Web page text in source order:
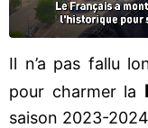
Il n’a pas fallu
pour charmer la
saison 2023-